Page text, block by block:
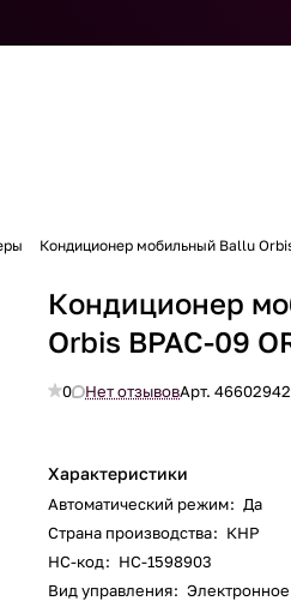
Кондиционер мобильный Ballu
Кондиционер
Orbis BPAC-09
0 Нет отзывовАрт.
Характеристики
Автоматический режим: Да
Страна производства: КНР
НС-код: НС-1598903
Вид управления: Электронное